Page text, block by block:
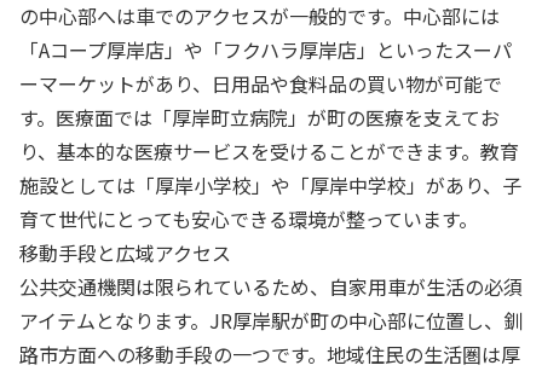
の中心部へは車でのアクセスが一般的です。中心部には
「Aコープ厚岸店」や「フクハラ厚岸店」といったスーパ
ーマーケットがあり、日用品や食料品の買い物が可能で
す。医療面では「厚岸町立病院」が町の医療を支えてお
り、基本的な医療サービスを受けることができます。教育
施設としては「厚岸小学校」や「厚岸中学校」があり、子
育て世代にとっても安心できる環境が整っています。
移動手段と広域アクセス
公共交通機関は限られているため、自家用車が生活の必須
アイテムとなります。JR厚岸駅が町の中心部に位置し、釧
路市方面への移動手段の一つです。地域住民の生活圏は厚